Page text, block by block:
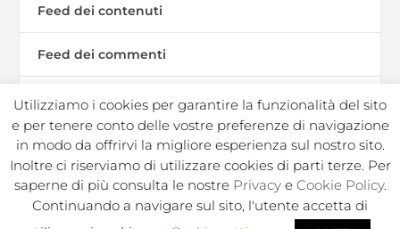
Feed dei contenuti
Feed dei commenti
WordPress.org
In Sport s.r.l. Societa Sportiva Dilettantistica | C.F./P.I.
02050250964 |
| Privacy Contatti
| | Regolamento | |
Utilizziamo i cookies per garantire la funzionalità del sito
e per tenere conto delle vostre preferenze di navigazione
in modo da offrirvi la migliore esperienza sul nostro sito.
Inoltre ci riserviamo di utilizzare cookies di parti terze. Per
saperne di più consulta le nostre Privacye Cookie Policy.
Continuando a navigare sul sito, l'utente accetta di